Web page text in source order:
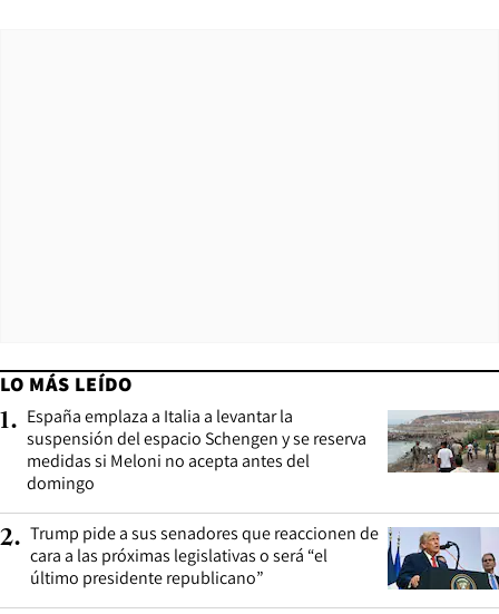
LO MÁS LEÍDO
1. España emplaza a Italia a levantar la
suspensión del espacio Schengen y se reserva
medidas si Meloni no acepta antes del
domingo
2. Trump pide a sus senadores que reaccionen de
cara a las próximas legislativas o será “el
último presidente republicano”